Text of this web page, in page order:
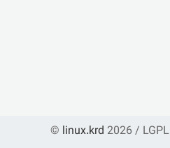
© linux.krd 2026 / LGPL